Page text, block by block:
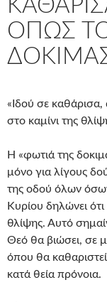
ΌΠΩΣ
«Ιδού σε
στο καμίνι της
Η «φωτιά της
μόνο για λίγους
της οδού όλων
Κυρίου δηλώνει ότι
θλίψης. Αυτό
Θεό θα βιώσει, σε
όπου θα
κατά θεία πρόνοια.